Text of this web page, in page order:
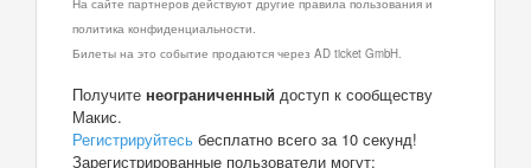
политика конфиденциальности.
Билеты на это событие продаются через AD ticket GmbH.
Получите неограниченный доступ к сообществу
Макис.
Регистрируйтесь бесплатно всего за 10 секунд!
Зарегистрированные пользователи могут: